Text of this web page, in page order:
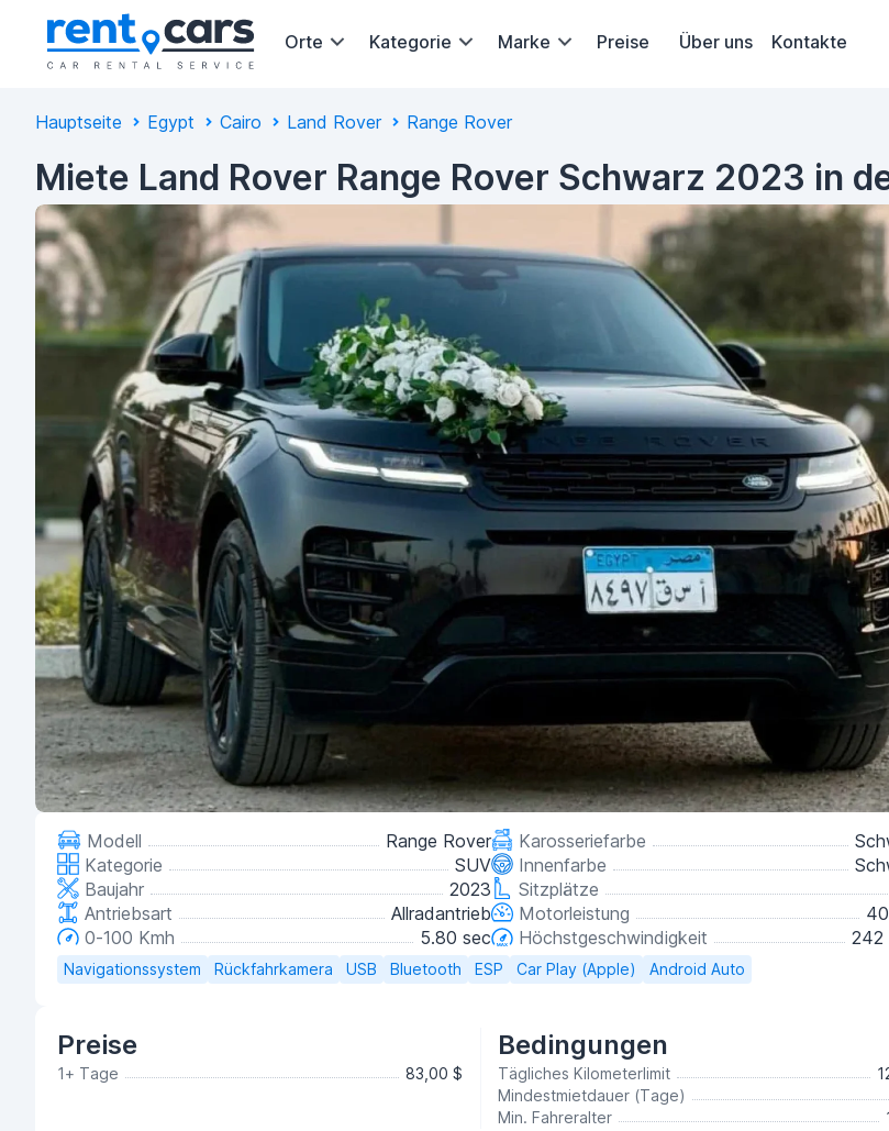
Orte Kategorie Marke Preise Über uns Kontakte
Hauptseite Egypt Cairo Land Rover Range Rover
Miete Land Rover Range Rover Schwarz 2023 in
Modell
Range Rover
Kategorie
SUV
Baujahr
2023
Antriebsart
Allradantrieb
0-100 Kmh
5.80 sec
Karosseriefarbe
Innenfarbe
Sitzplätze
Motorleistung
Höchstgeschwindigkeit
242
Navigationssystem Rückfahrkamera USB Bluetooth ESP Car Play (Apple) Android Auto
Preise
1+ Tage 83,00 $
Bedingungen
Tägliches Kilometerlimit
Mindestmietdauer (Tage)
Min. Fahreralter